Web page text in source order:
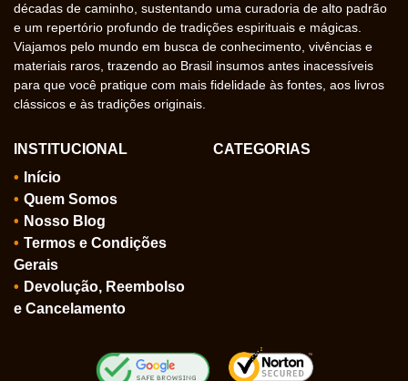
décadas de caminho, sustentando uma curadoria de alto padrão
e um repertório profundo de tradições espirituais e mágicas.
Viajamos pelo mundo em busca de conhecimento, vivências e
materiais raros, trazendo ao Brasil insumos antes inacessíveis
para que você pratique com mais fidelidade às fontes, aos livros
clássicos e às tradições originais.
INSTITUCIONAL
Início
Quem Somos
Nosso Blog
Termos e Condições
Gerais
Devolução, Reembolso
e Cancelamento
CATEGORIAS